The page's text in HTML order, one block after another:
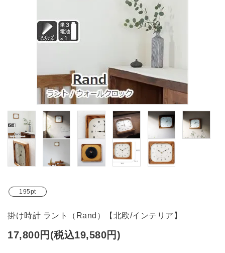
新着商品
ガイドライン
195pt
掛け時計 ラント（Rand）【北欧/インテリア】
17,800円(税込19,580円)